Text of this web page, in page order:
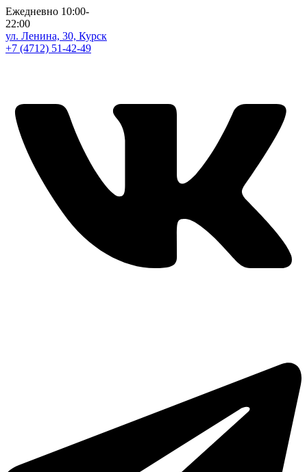
Ежедневно 10:00-
22:00
ул. Ленина, 30, Курск
+7 (4712) 51-42-49